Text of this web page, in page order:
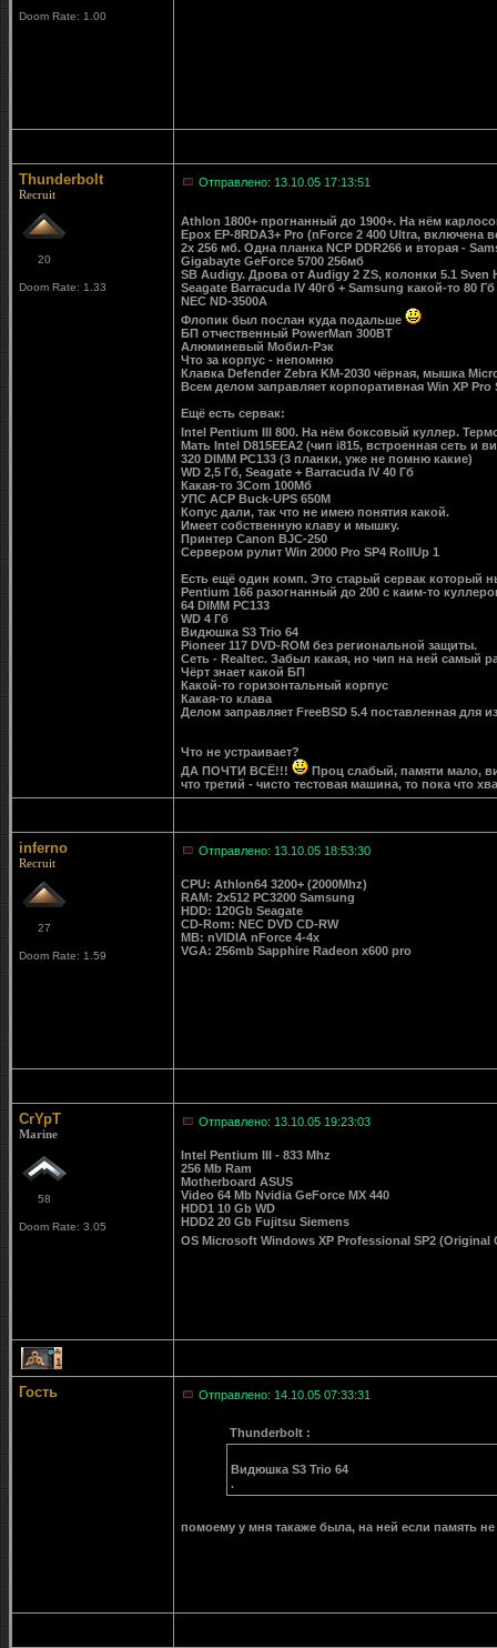
Doom Rate: 1.00
Thunderbolt
Recruit
20
Doom Rate: 1.33
Отправлено: 13.10.05 17:13:51
Athlon 1800+ прогнанный до 1900+. На нём
Epox EP-8RDA3+ Pro (nForce 2 400 Ultra, включена
2x 256 мб. Одна планка NCP DDR266 и вторая -
Gigabayte GeForce 5700 256мб
SB Audigy. Дрова от Audigy 2 ZS, колонки 5.1 Sven
Seagate Barracuda IV 40гб + Samsung какой-то 80
NEC ND-3500A
Флопик был послан куда подальше
БП отчественный PowerMan 300ВТ
Алюминевый Мобил-Рэк
Что за корпус - непомню
Клавка Defender Zebra KM-2030 чёрная, мышка
Всем делом заправляет корпоративная Win XP Pro
Ещё есть сервак:
Intel Pentium III 800. На нём боксовый куллер.
Мать Intel D815EEA2 (чип i815, встроенная сеть и
320 DIMM PC133 (3 планки, уже не помню какие)
WD 2,5 Гб, Seagate + Barracuda IV 40 Гб
Какая-то 3Com 100Мб
УПС ACP Buck-UPS 650M
Копус дали, так что не имею понятия какой.
Имеет собственную клаву и мышку.
Принтер Canon BJC-250
Сервером рулит Win 2000 Pro SP4 RollUp 1
Есть ещё один комп. Это старый сервак который
Pentium 166 разогнанный до 200 с каим-то
64 DIMM PC133
WD 4 Гб
Видюшка S3 Trio 64
Pioneer 117 DVD-ROM без региональной защиты.
Сеть - Realtec. Забыл какая, но чип на ней самый
Чёрт знает какой БП
Какой-то горизонтальный корпус
Какая-то клава
Делом заправляет FreeBSD 5.4 поставленная для
Что не устраивает?
ДА ПОЧТИ ВСЁ!!!
Проц слабый, памяти мало,
что третий - чисто тестовая машина, то пока что
inferno
Recruit
27
Doom Rate: 1.59
Отправлено: 13.10.05 18:53:30
CPU: Athlon64 3200+ (2000Mhz)
RAM: 2х512 PC3200 Samsung
HDD: 120Gb Seagate
CD-Rom: NEC DVD CD-RW
MB: nVIDIA nForce 4-4x
VGA: 256mb Sapphire Radeon x600 pro
CrYpT
Marine
58
Doom Rate: 3.05
Отправлено: 13.10.05 19:23:03
Intel Pentium III - 833 Mhz
256 Mb Ram
Motherboard ASUS
Video 64 Mb Nvidia GeForce MX 440
HDD1 10 Gb WD
HDD2 20 Gb Fujitsu Siemens
OS Microsoft Windows XP Professional SP2 (Original
1
Гость Отправлено: 14.10.05 07:33:31
Thunderbolt :
Видюшка S3 Trio 64
.
помоему у мня такаже была, на ней если память